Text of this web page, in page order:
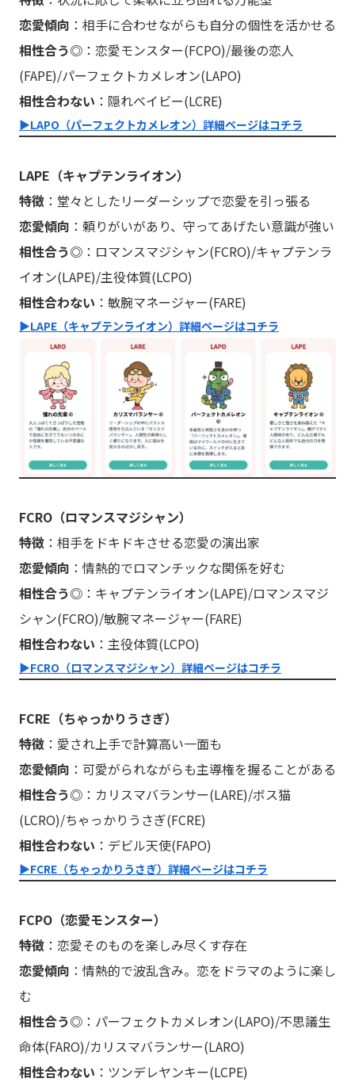
恋愛傾向 ：相手に合わせながらも自分の個性を活かせる
相性合う◎ ：恋愛モンスター(FCPO)/最後の恋人
(FAPE)/パーフェクトカメレオン(LAPO)
相性合わない ：隠れベイビー(LCRE)
▶︎LAPO（パーフェクトカメレオン）詳細ページはコチラ
LAPE（キャプテンライオン）
特徴 ：堂々としたリーダーシップで恋愛を引っ張る
恋愛傾向 ：頼りがいがあり、守ってあげたい意識が強い
相性合う◎ ：ロマンスマジシャン(FCRO)/キャプテンラ
イオン(LAPE)/主役体質(LCPO)
相性合わない ：敏腕マネージャー(FARE)
▶︎LAPE（キャプテンライオン）詳細ページはコチラ
FCRO（ロマンスマジシャン）
特徴 ：相手をドキドキさせる恋愛の演出家
恋愛傾向 ：情熱的でロマンチックな関係を好む
相性合う◎ ：キャプテンライオン(LAPE)/ロマンスマジ
シャン(FCRO)/敏腕マネージャー(FARE)
相性合わない ：主役体質(LCPO)
▶︎FCRO（ロマンスマジシャン）詳細ページはコチラ
FCRE（ちゃっかりうさぎ）
特徴 ：愛され上手で計算高い一面も
恋愛傾向 ：可愛がられながらも主導権を握ることがある
相性合う◎ ：カリスマバランサー(LARE)/ボス猫
(LCRO)/ちゃっかりうさぎ(FCRE)
相性合わない ：デビル天使(FAPO)
▶︎FCRE（ちゃっかりうさぎ）詳細ページはコチラ
FCPO（恋愛モンスター）
特徴 ：恋愛そのものを楽しみ尽くす存在
恋愛傾向 ：情熱的で波乱含み。恋をドラマのように楽し
む
相性合う◎ ：パーフェクトカメレオン(LAPO)/不思議生
命体(FARO)/カリスマバランサー(LARO)
相性合わない ：ツンデレヤンキー(LCPE)